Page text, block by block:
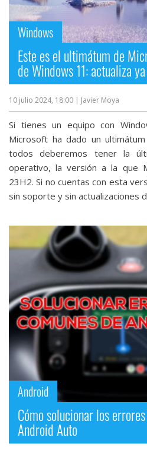
Operadores
Trucos
y
Tutoriales
Ciberseguridad
Sistemas
operativos
Profesional
temas
Sorteos
Foros
Contacto
Sobre
nosotros
Windows
Este es el ultimátum de
de Windows 11: actualiza
10 julio 2024, 18:00 | Javier Moya
Si tienes un equipo con
Microsoft ha dado un
todos deberemos tener la
operativo, la versión a la que
23H2. Si no cuentas con esta
sin soporte y sin actualizaciones
Android
Cómo solucionar los
Android Auto